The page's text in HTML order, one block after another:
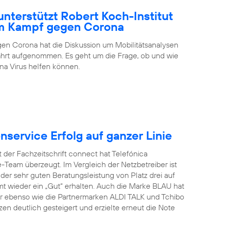
Robert Koch-Institut
Kampf gegen Corona
Corona hat die Diskussion um Mobilitätsanalysen
aufgenommen. Es geht um die Frage, ob und wie
Virus helfen können.
Erfolg auf ganzer Linie
Fachzeitschrift connect hat Telefónica
überzeugt. Im Vergleich der Netzbetreiber ist
sehr guten Beratungsleistung von Platz drei auf
wieder ein „Gut“ erhalten. Auch die Marke BLAU hat
wie die Partnermarken ALDI TALK und Tchibo
deutlich gesteigert und erzielte erneut die Note